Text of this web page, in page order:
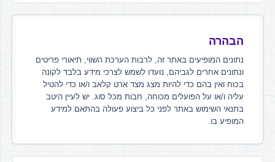
הבהרה
נתונים המופיעים באתר זה, לרבות הערכת השווי, תיאורי פריטים
ונתונים אחרים לגביהם, נועדו לשמש לצרכי מידע בלבד לקונה
בכוח ואין בהם כדי להיות מצג מצד ארט קלאב ו/או כדי להטיל
עליה ו/או על הפועלים מכוחה, חבות מכל סוג. יש לעיין היטב
בתנאי השימוש באתר לפני כל ביצוע פעולה בהתאם למידע
המופיע בו.